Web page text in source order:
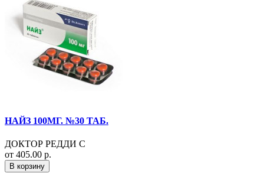
НАЙЗ 100МГ. №30 ТАБ.
ДОКТОР РЕДДИ С
от 405.00 р.
В корзину